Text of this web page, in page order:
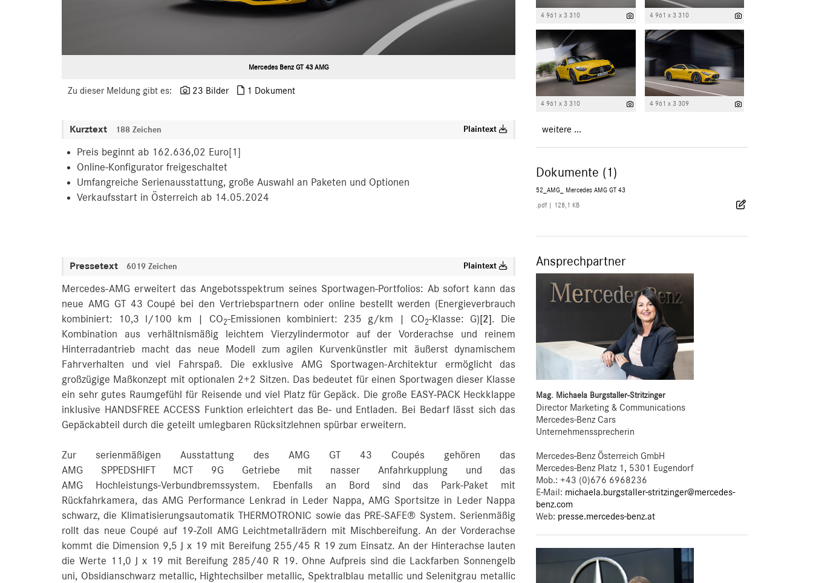
Mercedes Benz GT 43 AMG
Zu dieser Meldung gibt es: 23 Bilder 1 Dokument
Kurztext 188 Zeichen Plaintext
Preis beginnt ab 162.636,02 Euro[1]
Online-Konfigurator freigeschaltet
Umfangreiche Serienausstattung, große Auswahl an Paketen und Optionen
Verkaufsstart in Österreich ab 14.05.2024
Pressetext 6019 Zeichen Plaintext
Mercedes-AMG erweitert das Angebotsspektrum seines Sportwagen-Portfolios: Ab sofort kann das
neue AMG GT 43 Coupé bei den Vertriebspartnern oder online bestellt werden (Energieverbrauch
kombiniert: 10,3 l/100 km | CO2-Emissionen kombiniert: 235 g/km | CO2-Klasse: G)[2]. Die
Kombination aus verhältnismäßig leichtem Vierzylindermotor auf der Vorderachse und reinem
Hinterradantrieb macht das neue Modell zum agilen Kurvenkünstler mit äußerst dynamischem
Fahrverhalten und viel Fahrspaß. Die exklusive AMG Sportwagen-Architektur ermöglicht das
großzügige Maßkonzept mit optionalen 2+2 Sitzen. Das bedeutet für einen Sportwagen dieser Klasse
ein sehr gutes Raumgefühl für Reisende und viel Platz für Gepäck. Die große EASY‑PACK Heckklappe
inklusive HANDSFREE ACCESS Funktion erleichtert das Be- und Entladen. Bei Bedarf lässt sich das
Gepäckabteil durch die geteilt umlegbaren Rücksitzlehnen spürbar erweitern.
Zur serienmäßigen Ausstattung des AMG GT 43 Coupés gehören das
AMG SPPEDSHIFT MCT 9G Getriebe mit nasser Anfahrkupplung und das
AMG Hochleistungs‑Verbundbremssystem. Ebenfalls an Bord sind das Park-Paket mit
Rückfahrkamera, das AMG Performance Lenkrad in Leder Nappa, AMG Sportsitze in Leder Nappa
schwarz, die Klimatisierungsautomatik THERMOTRONIC sowie das PRE-SAFE® System. Serienmäßig
rollt das neue Coupé auf 19-Zoll AMG Leichtmetallrädern mit Mischbereifung. An der Vorderachse
kommt die Dimension 9,5 J x 19 mit Bereifung 255/45 R 19 zum Einsatz. An der Hinterachse lauten
die Werte 11,0 J x 19 mit Bereifung 285/40 R 19. Ohne Aufpreis sind die Lackfarben Sonnengelb
uni, Obsidianschwarz metallic, Hightechsilber metallic, Spektralblau metallic und Selenitgrau metallic
4 961 x 3 310 4 961 x 3 310
4 961 x 3 310 4 961 x 3 309
weitere ...
Dokumente (1)
52_AMG_ Mercedes AMG GT 43
.pdf 128,1 KB
Ansprechpartner
Mag. Michaela Burgstaller-Stritzinger
Director Marketing & Communications
Mercedes-Benz Cars
Unternehmenssprecherin
Mercedes-Benz Österreich GmbH
Mercedes-Benz Platz 1, 5301 Eugendorf
Mob.:+43 (0)676 6968236
E-Mail: michaela.burgstaller-stritzinger@mercedes-
benz.com
Web: presse.mercedes-benz.at